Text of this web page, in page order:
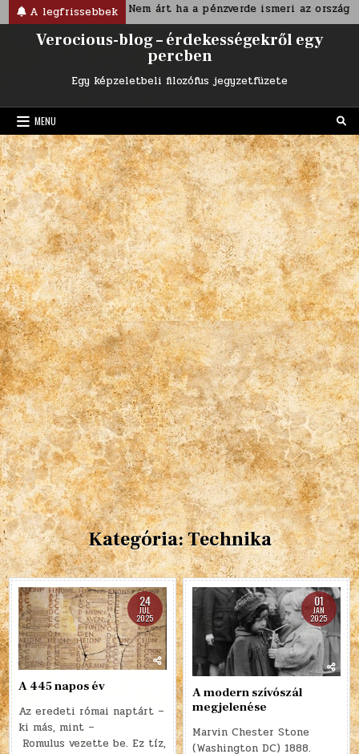
Skip
to
content
A legfrissebbek
Nem árt ha a pénzverde ismeri az ország nevét
Verocious-blog – érdekességekről egy
percben
Egy képzeletbeli filozófus jegyzetfüzete
MENU
Kategória:Technika
24
JÚL
2025
A 445 napos év
Az eredeti római naptárt –
ki más, mint –
Romulus vezette be. Ez tíz,
01
JAN
2025
A modern szívószál
megjelenése
Marvin Chester Stone
(Washington DC) 1888.